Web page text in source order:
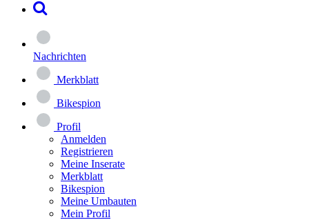
Nachrichten
Merkblatt
Bikespion
Profil
Anmelden
Registrieren
Meine Inserate
Merkblatt
Bikespion
Meine Umbauten
Mein Profil